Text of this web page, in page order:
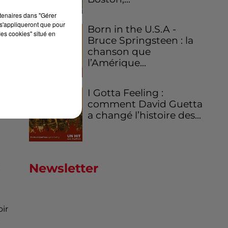
Born in the U.S.A -
Bruce Springsteen : la
chanson que
l’Amérique...
I Gotta Feeling :
comment David Guetta
a changé l’histoire des...
Newsletter
dans "Gérer
que pour
cookies" situé en